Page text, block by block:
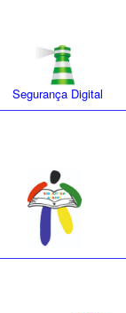
Segurança Digital